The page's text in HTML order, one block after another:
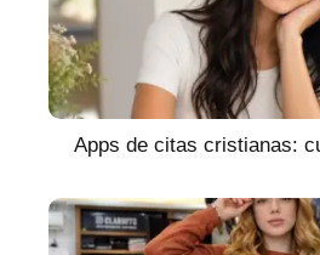
Apps de citas cristianas: